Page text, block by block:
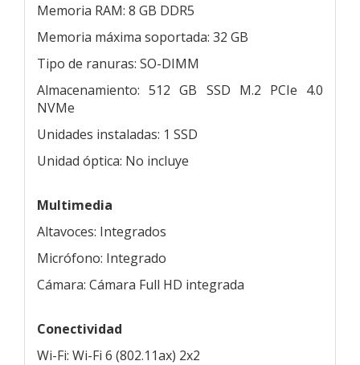
Memoria RAM: 8 GB DDR5
Memoria máxima soportada: 32 GB
Tipo de ranuras: SO-DIMM
Almacenamiento: 512 GB SSD M.2 PCIe 4.0
NVMe
Unidades instaladas: 1 SSD
Unidad óptica: No incluye
Multimedia
Altavoces: Integrados
Micrófono: Integrado
Cámara: Cámara Full HD integrada
Conectividad
Wi-Fi: Wi-Fi 6 (802.11ax) 2x2